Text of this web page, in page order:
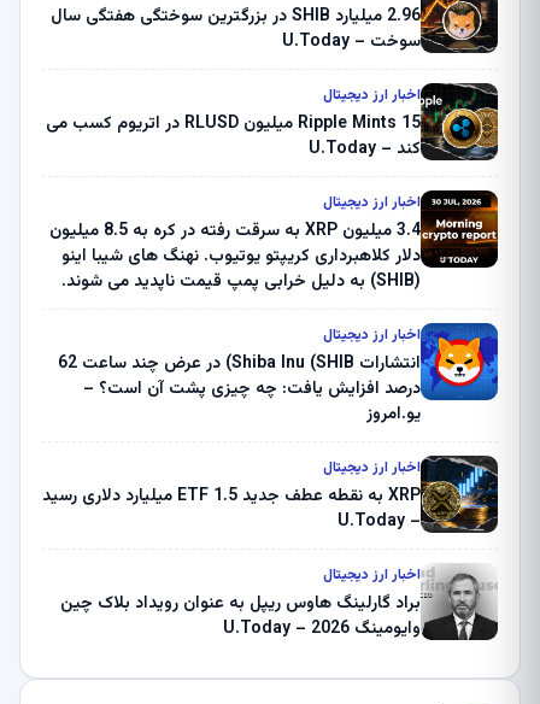
2.96 میلیارد SHIB در بزرگترین سوختگی هفتگی سال
سوخت – U.Today
اخبار ارز دیجیتال
Ripple Mints 15 میلیون RLUSD در اتریوم کسب می
کند – U.Today
اخبار ارز دیجیتال
3.4 میلیون XRP به سرقت رفته در کره به 8.5 میلیون
دلار کلاهبرداری کریپتو یوتیوب. نهنگ های شیبا اینو
(SHIB) به دلیل خرابی پمپ قیمت ناپدید می شوند.
ثبت کرد – گزارش کریپتو صبح – U.Today
اخبار ارز دیجیتال
انتشارات Shiba Inu (SHIB) در عرض چند ساعت 62
درصد افزایش یافت: چه چیزی پشت آن است؟ –
یو.امروز
اخبار ارز دیجیتال
XRP به نقطه عطف جدید ETF 1.5 میلیارد دلاری رسید
– U.Today
اخبار ارز دیجیتال
براد گارلینگ هاوس ریپل به عنوان رویداد بلاک چین
وایومینگ 2026 – U.Today